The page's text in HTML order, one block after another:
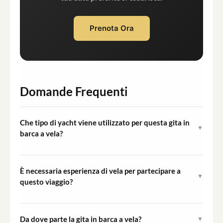
Prenota Ora
Domande Frequenti
Che tipo di yacht viene utilizzato per questa gita in
barca a vela?
▼
comfort e prestazioni nelle acque costiere.
È necessaria esperienza di vela per partecipare a
questo viaggio?
▼
Da dove parte la gita in barca a vela? ▼